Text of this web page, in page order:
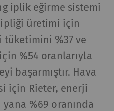
iplik eğirme sistemi
ipliği üretimi için
%37 ve
%54 oranlarıyla
başarmıştır. Hava
için Rieter, enerji
%69 oranında